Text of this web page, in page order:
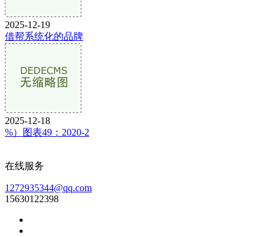
2025-12-19
借帮系统化的品牌
2025-12-18
%）图表49：2020-2
在线服务
1272935344@qq.com
15630122398